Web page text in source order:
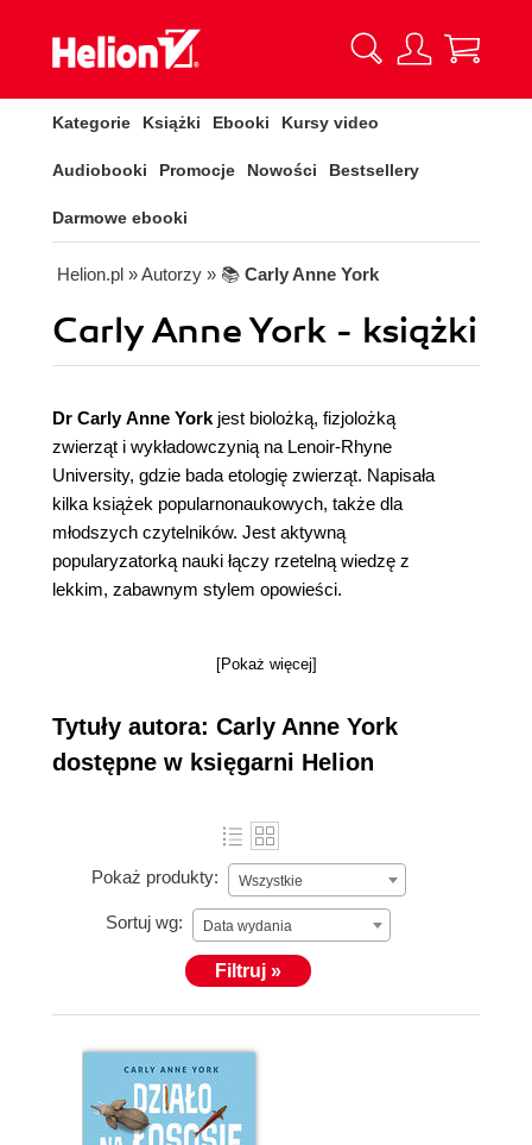
Kategorie Książki Ebooki Kursy video
Audiobooki Promocje Nowości Bestsellery
Darmowe ebooki
Helion.pl » Autorzy » 📚 Carly Anne York
Carly Anne York - książki
Dr Carly Anne York jest biolożką, fizjolożką
zwierząt i wykładowczynią na Lenoir-Rhyne
University, gdzie bada etologię zwierząt. Napisała
kilka książek popularnonaukowych, także dla
młodszych czytelników. Jest aktywną
popularyzatorką nauki łączy rzetelną wiedzę z
lekkim, zabawnym stylem opowieści.
[Pokaż więcej]
Tytuły autora: Carly Anne York
dostępne w księgarni Helion
Pokaż produkty: Wszystkie
Sortuj wg: Data wydania
Filtruj »